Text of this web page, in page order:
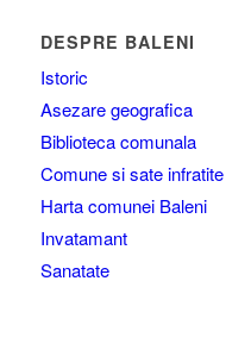
DESPRE BALENI
Istoric
Asezare geografica
Biblioteca comunala
Comune si sate infratite
Harta comunei Baleni
Invatamant
Sanatate